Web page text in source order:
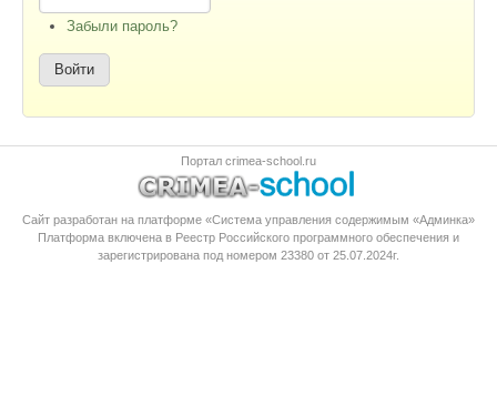
Забыли пароль?
Портал crimea-school.ru
Сайт разработан на платформе «Система управления содержимым «Админка»
Платформа включена в Реестр Российского программного обеспечения и
зарегистрирована под номером 23380 от 25.07.2024г.